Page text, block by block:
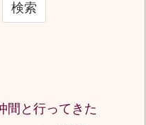
検索
間と行ってきた